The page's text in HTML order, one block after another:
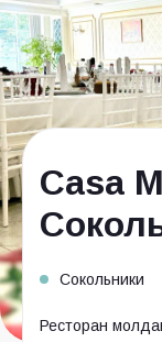
Casa
Сокольники
Ресторан